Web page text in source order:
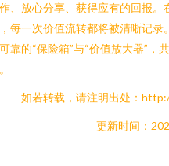
、放心分享、获得应有的回报
每一次价值流转都将被清晰记
靠的“保险箱”与“价值放大器”，
如若转载，请注明出处：
更新时间：